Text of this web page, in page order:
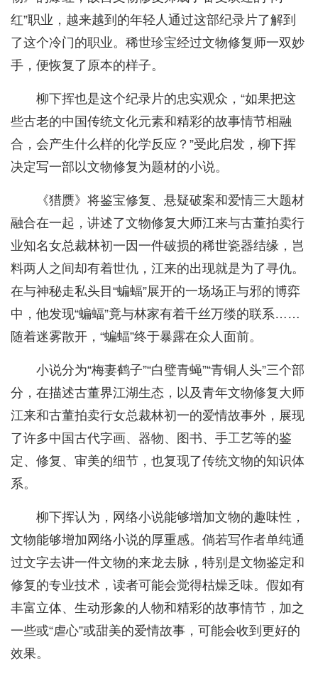
红”职业，越来越到的年轻人通过这部纪录片了解到
了这个冷门的职业。稀世珍宝经过文物修复师一双妙
手，便恢复了原本的样子。
柳下挥也是这个纪录片的忠实观众，“如果把这
些古老的中国传统文化元素和精彩的故事情节相融
合，会产生什么样的化学反应？”受此启发，柳下挥
决定写一部以文物修复为题材的小说。
《猎赝》将鉴宝修复、悬疑破案和爱情三大题材
融合在一起，讲述了文物修复大师江来与古董拍卖行
业知名女总裁林初一因一件破损的稀世瓷器结缘，岂
料两人之间却有着世仇，江来的出现就是为了寻仇。
在与神秘走私头目“蝙蝠”展开的一场场正与邪的博弈
中，他发现“蝙蝠”竟与林家有着千丝万缕的联系……
随着迷雾散开，“蝙蝠”终于暴露在众人面前。
小说分为“梅妻鹤子”“白璧青蝇”“青铜人头”三个部
分，在描述古董界江湖生态，以及青年文物修复大师
江来和古董拍卖行女总裁林初一的爱情故事外，展现
了许多中国古代字画、器物、图书、手工艺等的鉴
定、修复、审美的细节，也复现了传统文物的知识体
系。
柳下挥认为，网络小说能够增加文物的趣味性，
文物能够增加网络小说的厚重感。倘若写作者单纯通
过文字去讲一件文物的来龙去脉，特别是文物鉴定和
修复的专业技术，读者可能会觉得枯燥乏味。假如有
丰富立体、生动形象的人物和精彩的故事情节，加之
一些或“虐心”或甜美的爱情故事，可能会收到更好的
效果。